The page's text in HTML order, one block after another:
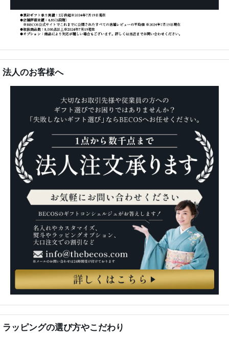
法人のお客様へ
ラッピングの選び方やこだわり